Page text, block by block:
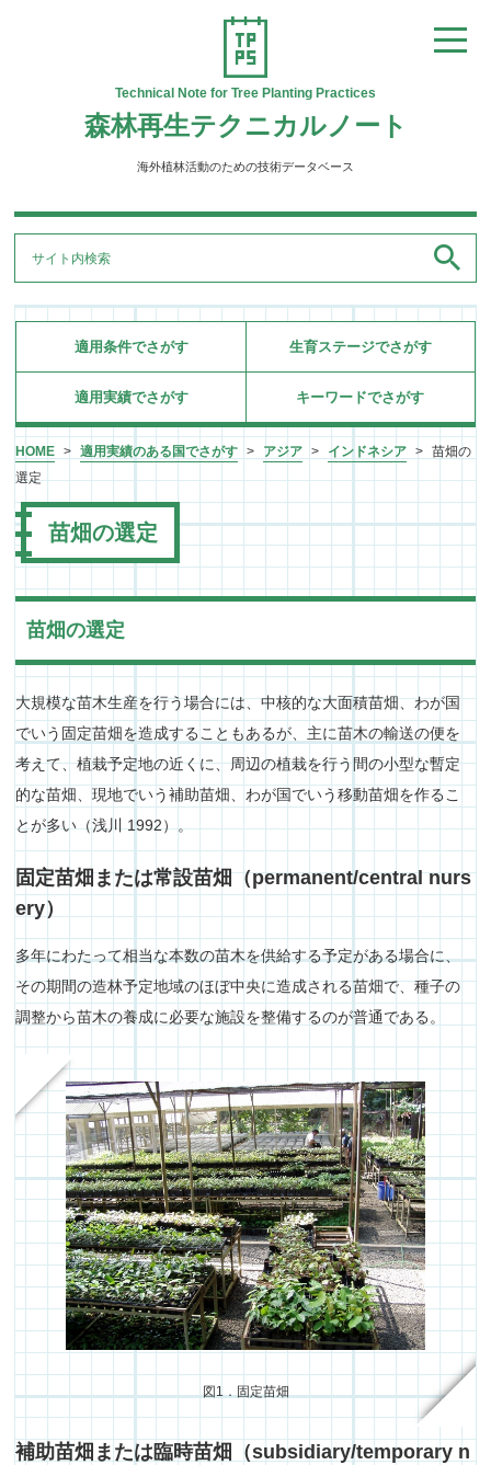
Technical Note for Tree Planting Practices
森林再生テクニカルノート
海外植林活動のための技術データベース
適用条件でさがす 生育ステージでさがす
適用実績でさがす キーワードでさがす
HOME > 適用実績のある国でさがす > アジア > インドネシア >
苗畑の
選定
苗畑の選定
苗畑の選定
大規模な苗木生産を行う場合には、中核的な大面積苗畑、わが国
でいう固定苗畑を造成することもあるが、主に苗木の輸送の便を
考えて、植栽予定地の近くに、周辺の植栽を行う間の小型な暫定
的な苗畑、現地でいう補助苗畑、わが国でいう移動苗畑を作るこ
とが多い（浅川 1992）。
固定苗畑または常設苗畑（permanent/central nurs
ery）
多年にわたって相当な本数の苗木を供給する予定がある場合に、
その期間の造林予定地域のほぼ中央に造成される苗畑で、種子の
調整から苗木の養成に必要な施設を整備するのが普通である。
図1．固定苗畑
補助苗畑または臨時苗畑（subsidiary/temporary n